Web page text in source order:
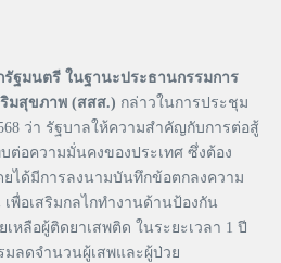
ฐมนตรี ในฐานะประธานกรรมการ
มสุขภาพ (สสส.) กล่าวในการประชุม
ว่า รัฐบาลให้ความสำคัญกับการต่อสู้
ต่อความมั่นคงของประเทศ ซึ่งต้อง
ได้มีการลงนามบันทึกข้อตกลงความ
พื่อเสริมกลไกทำงานด้านป้องกัน
ลือผู้ติดยาเสพติด ในระยะเวลา 1 ปี
มลดจำนวนผู้เสพและผู้ป่วย